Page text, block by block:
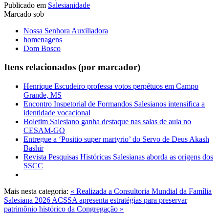
Publicado em Salesianidade
Marcado sob
Nossa Senhora Auxiliadora
homenagens
Dom Bosco
Itens relacionados (por marcador)
Henrique Escudeiro professa votos perpétuos em Campo
Grande, MS
Encontro Inspetorial de Formandos Salesianos intensifica a
identidade vocacional
Boletim Salesiano ganha destaque nas salas de aula no
CESAM-GO
Entregue a ‘Positio super martyrio’ do Servo de Deus Akash
Bashir
Revista Pesquisas Históricas Salesianas aborda as origens dos
SSCC
Mais nesta categoria: « Realizada a Consultoria Mundial da Família
Salesiana 2026 ACSSA apresenta estratégias para preservar
patrimônio histórico da Congregação »